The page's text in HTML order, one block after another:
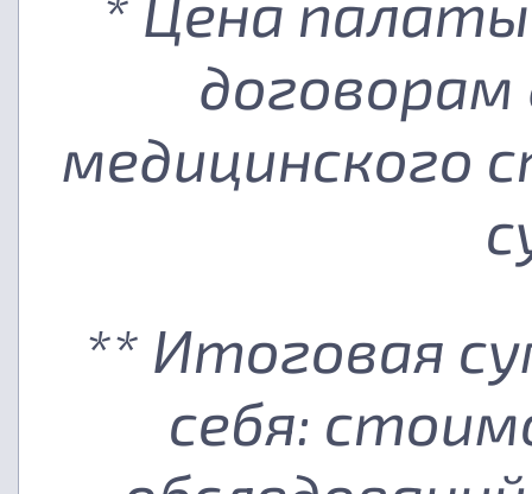
договорам
медицинского
** Итоговая
себя: